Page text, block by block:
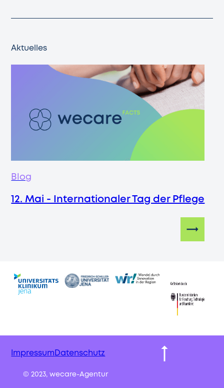
Aktuelles
Blog
12. Mai - Internationaler Tag der Pflege
Impressum Datenschutz
© 2023, wecare-Agentur